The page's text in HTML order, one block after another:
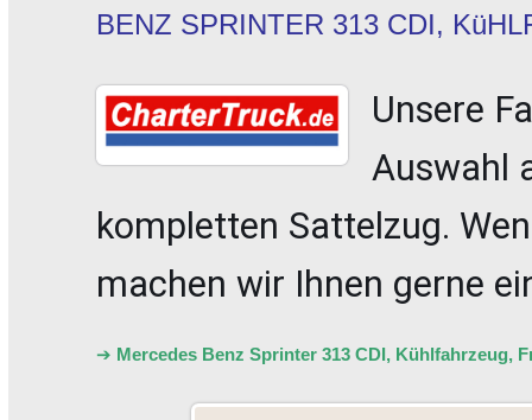
BENZ SPRINTER 313 CDI,
Unsere
Auswahl
kompletten Sattelzug.
machen wir Ihnen gerne
➔ Mercedes Benz Sprinter 313 CDI, Kühlfahrzeug,